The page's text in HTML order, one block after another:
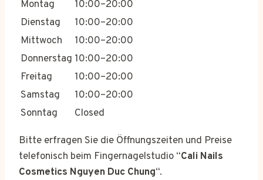
Montag
10:00–20:00
Dienstag
10:00–20:00
Mittwoch
10:00–20:00
Donnerstag 10:00–20:00
Freitag
10:00–20:00
Samstag
10:00–20:00
Sonntag
Closed
Bitte erfragen Sie die Öffnungszeiten und Preise
telefonisch beim Fingernagelstudio “Cali Nails
Cosmetics Nguyen Duc Chung“.